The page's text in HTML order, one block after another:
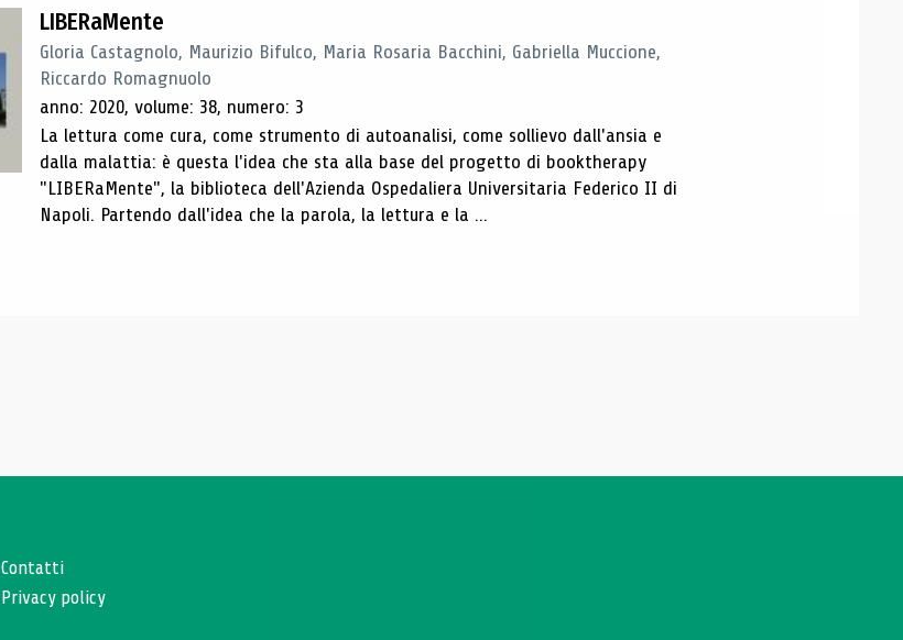
LIBERaMente
Gloria Castagnolo, Maurizio Bifulco, Maria Rosaria Bacchini, Gabriella Muccione,
Riccardo Romagnuolo
anno: 2020, volume: 38, numero: 3
La lettura come cura, come strumento di autoanalisi, come sollievo dall'ansia e
dalla malattia: è questa l'idea che sta alla base del progetto di booktherapy
"LIBERaMente", la biblioteca dell'Azienda Ospedaliera Universitaria Federico II di
Napoli. Partendo dall'idea che la parola, la lettura e la ...
Contatti
Privacy policy